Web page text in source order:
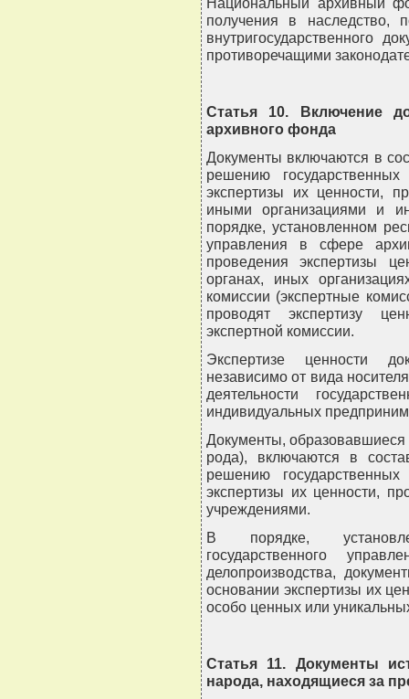
получения в наследство,
внутригосударственного
противоречащими
Статья 10. Включение
архивного фонда
Документы включаются в
решению
экспертизы их ценности,
иными организациями и
порядке, установленном
управления в сфере
проведения экспертизы
органах, иных
комиссии (экспертные
проводят экспертизу
экспертной комиссии.
Экспертизе ценности
независимо от вида
деятельности
индивидуальных
Документы,
рода), включаются в
решению
экспертизы их ценности,
учреждениями.
В порядке,
государственного
делопроизводства,
основании экспертизы их
особо ценных или
Статья 11. Документы
народа, находящиеся за